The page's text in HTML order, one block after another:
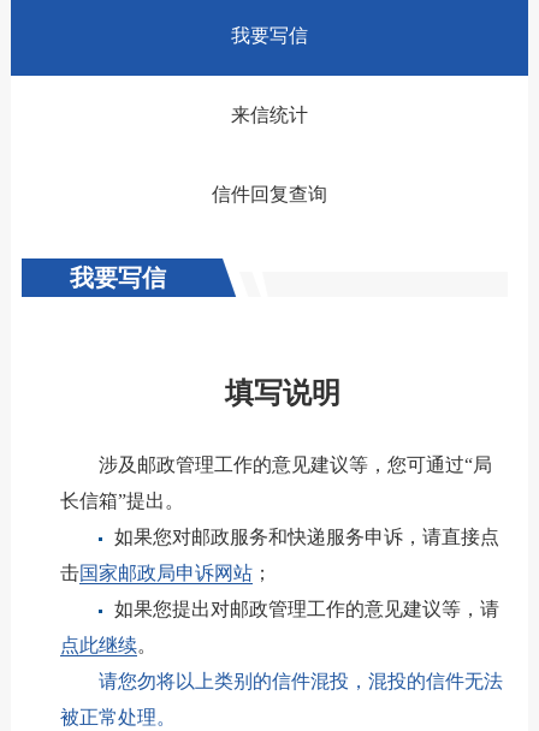
我要写信
来信统计
信件回复查询
我要写信
填写说明
涉及邮政管理工作的意见建议等，您可通过“局
长信箱”提出。
如果您对邮政服务和快递服务申诉，请直接点
击国家邮政局申诉网站；
如果您提出对邮政管理工作的意见建议等，请
点此继续。
请您勿将以上类别的信件混投，混投的信件无法
被正常处理。